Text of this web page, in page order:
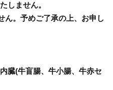
しません。
。予めご了承の上、お申し
臓(牛盲腸、牛小腸、牛赤セ